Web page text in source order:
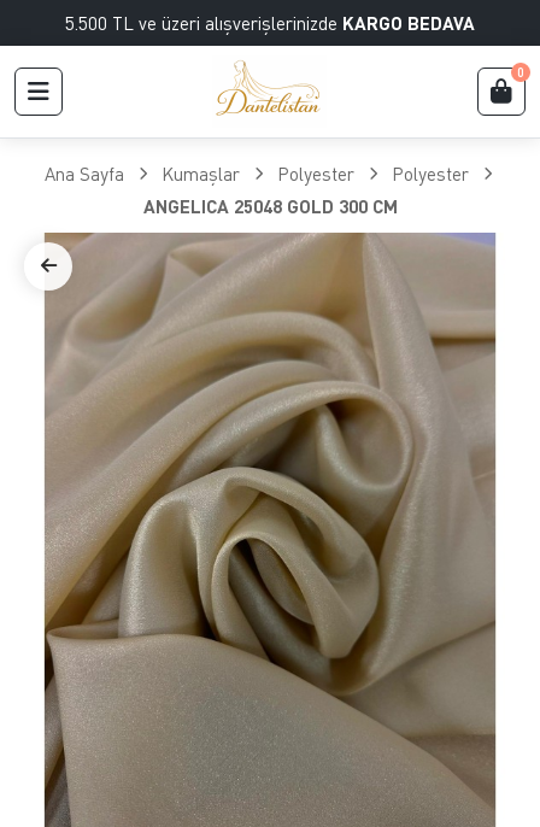
5.500 TL ve üzeri alışverişlerinizde KARGO BEDAVA
0
Ana Sayfa Kumaşlar Polyester
Polyester
ANGELICA 25048 GOLD 300 CM